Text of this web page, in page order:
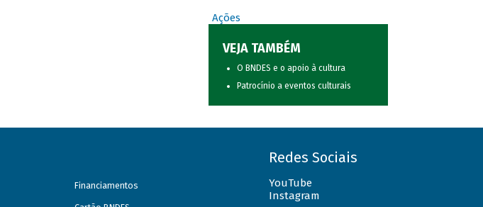
Ações
VEJA TAMBÉM
O BNDES e o apoio à cultura
Patrocínio a eventos culturais
Financiamentos
Redes Sociais
YouTube
Instagram